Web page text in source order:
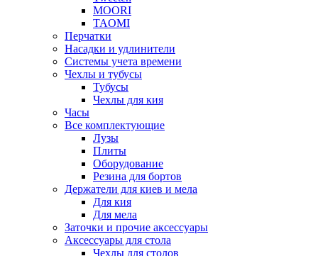
MOORI
TAOMI
Перчатки
Насадки и удлинители
Системы учета времени
Чехлы и тубусы
Тубусы
Чехлы для кия
Часы
Все комплектующие
Лузы
Плиты
Оборудование
Резина для бортов
Держатели для киев и мела
Для кия
Для мела
Заточки и прочие аксессуары
Аксессуары для стола
Чехлы для столов